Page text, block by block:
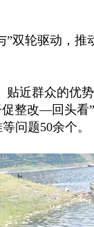
双轮驱动，
近群众的优
整改—回头看
问题50余个。